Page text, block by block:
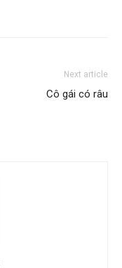
Next article
Cô gái có râu